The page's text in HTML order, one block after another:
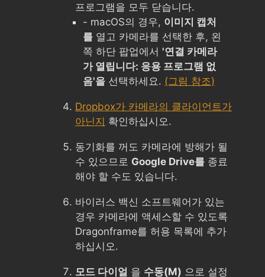
프로그램을 모두 닫습니다.
- macOS의 경우, 이미지 캡처
를 열고 카메라를 선택한 후, 왼
쪽 하단 팝업에서 '연결 카메라
가 열립니다: 응용 프로그램 없
음'을 선택하세요. (그림 참조)
Dropbox가 카메라의 클라이언트가
아닌지 확인하십시오.
동기화를 꺼도 카메라에 방해가 될
수 있으므로 Google Drive를 종료
해야 할 수도 있습니다.
바이러스 백신 소프트웨어가 있는
경우 카메라에 액세스할 수 있도록
Dragonframe를 허용 목록에 추가
하십시오.
모드 다이얼 을 수동(M) 으로 설정